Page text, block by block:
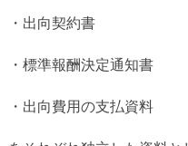
・出向契約書
・標準報酬決定通知書
・出向費用の支払資料